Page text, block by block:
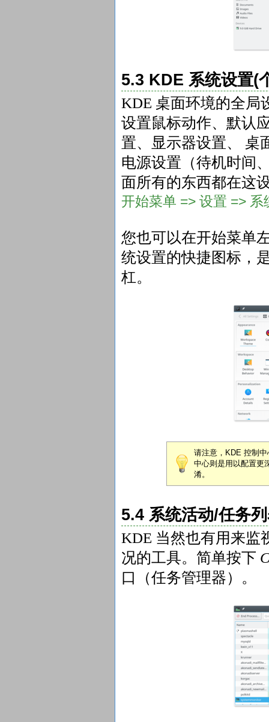
5.3 KDE 系统设置(
KDE 桌面环境的全局
设置鼠标动作、默认
置、显示器设置、 桌
电源设置（待机时间
面所有的东西都在这
开始菜单 => 设置 => 系
您也可以在开始菜单
统设置的快捷图标，
杠。
请注意，KDE 控制
中心则是用以配置更
淆。
5.4 系统活动/任务
KDE 当然也有用来监
况的工具。简单按下
口（任务管理器）。